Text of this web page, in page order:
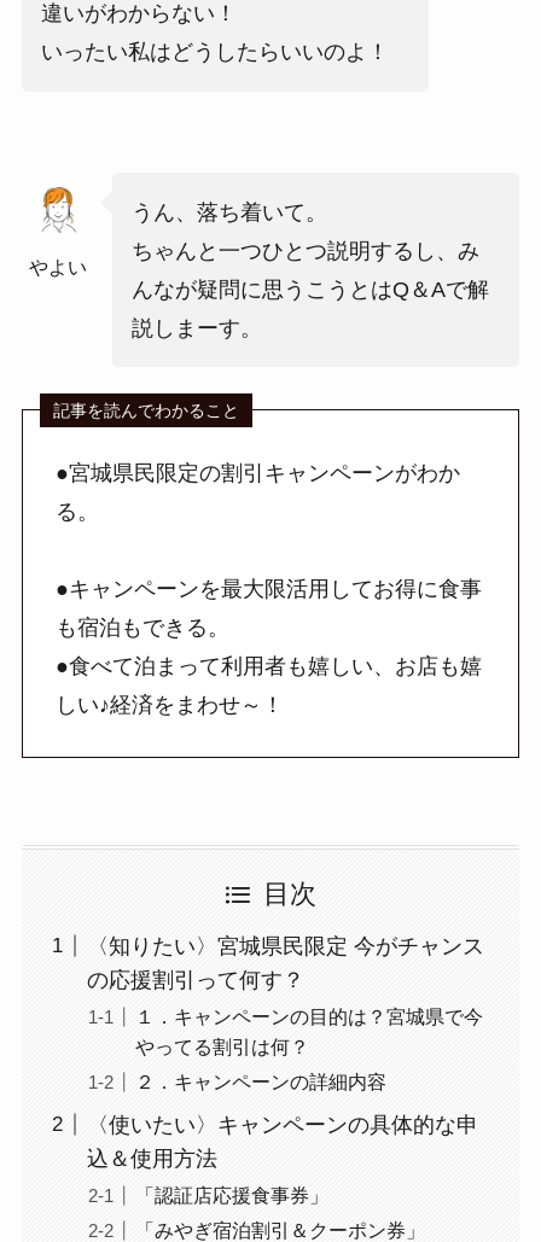
違いがわからない！
いったい私はどうしたらいいのよ！
やよい
うん、落ち着いて。
ちゃんと一つひとつ説明するし、み
んなが疑問に思うこうとはQ＆Aで解
説しまーす。
●宮城県民限定の割引キャンペーンがわか
る。
●キャンペーンを最大限活用してお得に食事
も宿泊もできる。
●食べて泊まって利用者も嬉しい、お店も嬉
しい♪経済をまわせ～！
目次
〈知りたい〉宮城県民限定 今がチャンス
の応援割引って何す？
１．キャンペーンの目的は？宮城県で今
やってる割引は何？
２．キャンペーンの詳細内容
〈使いたい〉キャンペーンの具体的な申
込＆使用方法
「認証店応援食事券」
「みやぎ宿泊割引＆クーポン券」